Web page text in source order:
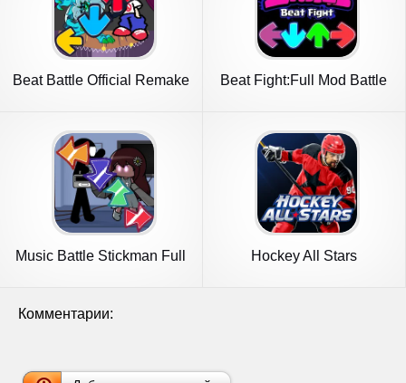
Beat Battle Official Remake Beat Fight:Full Mod Battle
Music Battle Stickman Full
Hockey All Stars
Комментарии: